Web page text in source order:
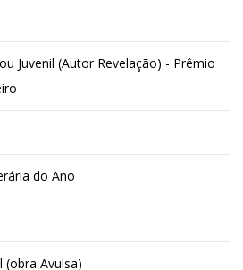
Juvenil (Autor Revelação) - Prêmio
do Ano
(obra Avulsa)